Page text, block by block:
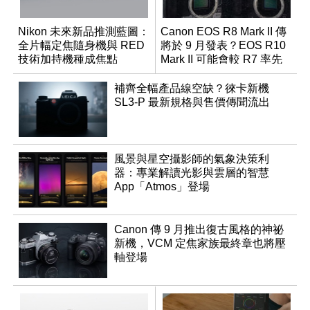
Nikon 未來新品推測藍圖：
全片幅定焦隨身機與 RED
技術加持機種成焦點
Canon EOS R8 Mark II 傳
將於 9 月發表？EOS R10
Mark II 可能會較 R7 率先
推出
補齊全幅產品線空缺？徠卡新機
SL3-P 最新規格與售價傳聞流出
風景與星空攝影師的氣象決策利
器：專業解讀光影與雲層的智慧
App「Atmos」登場
Canon 傳 9 月推出復古風格的神祕
新機，VCM 定焦家族最終章也將壓
軸登場